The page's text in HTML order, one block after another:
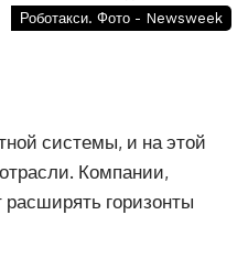
Роботакси. Фото - Newsweek
системы, и на этой
Компании,
горизонты